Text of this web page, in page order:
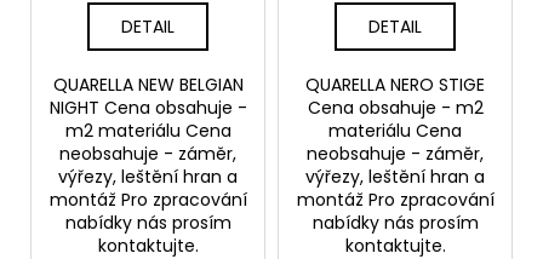
DETAIL
QUARELLA NEW BELGIAN
NIGHT Cena obsahuje -
m2 materiálu Cena
neobsahuje - záměr,
výřezy, leštění hran a
montáž Pro zpracování
nabídky nás prosím
kontaktujte.
DETAIL
QUARELLA NERO STIGE
Cena obsahuje - m2
materiálu Cena
neobsahuje - záměr,
výřezy, leštění hran a
montáž Pro zpracování
nabídky nás prosím
kontaktujte.